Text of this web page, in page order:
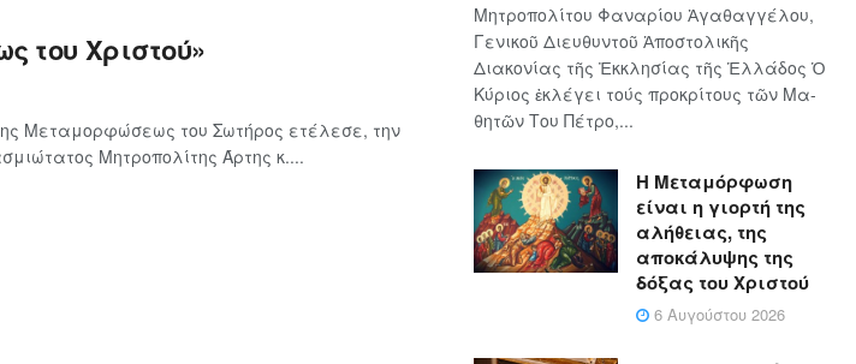
του Χριστού»
Μεταμορφώσεως του Σωτήρος ετέλεσε, την
Μητροπολίτης Άρτης κ....
Μητροπολίτου Φαναρίου Ἀγαθαγγέλου,
Γενικοῦ Διευθυντοῦ Ἀποστολικῆς
Διακονίας τῆς Ἐκκλησίας τῆς Ἑλλάδος Ὁ
Κύ­ρι­ος ἐκλέγει τούς προ­κρί­τους τῶν Μα­
θη­τῶν Του Πέ­τρο,...
Η Μεταμόρφωση
είναι η γιορτή της
αλήθειας, της
αποκάλυψης της
δόξας του Χριστού
6 Αυγούστου 2026